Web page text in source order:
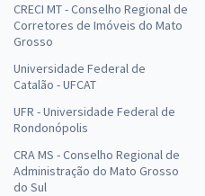
CRECI MT - Conselho Regional de
Corretores de Imóveis do Mato
Grosso
Universidade Federal de
Catalão - UFCAT
UFR - Universidade Federal de
Rondonópolis
CRA MS - Conselho Regional de
Administração do Mato Grosso
do Sul